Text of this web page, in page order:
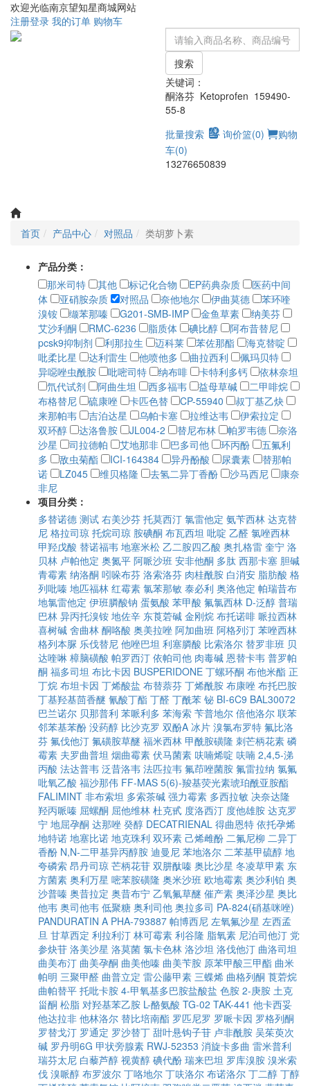
欢迎光临南京望知星商城网站
注册登录 我的订单 购物车
搜索
关键词：
酮洛芬 Ketoprofen 159490-
55-8
批量搜索
询价篮(0)
购物
车(0)
13276650839
首页 产品中心 对照品 类胡萝卜素
产品分类：
那米司特
其他 标记化合物 EP药典杂质
医药中间
体
亚硝胺杂质 对照品 奈他地尔 伊曲莫德
苯环喹
溴铵
缬苯那嗪 G201-SMB-IMP 金鱼草素
纳美芬
艾沙利酮
RMC-6236 脂质体 碘比醇
阿布昔替尼
pcsk9抑制剂
利那拉生 迈科莱 苯佐那酯
海克替啶
吡柔比星
达利雷生 他喷他多 曲拉西利
佩玛贝特
异噁唑虫酰胺
吡嘧司特 纳布啡 卡特利多钙
依林奈坦
氘代试剂
阿曲生坦 西多福韦 益母草碱
二甲啡烷
布格替尼
硫康唑 卡匹色替 CP-55940
叔丁基乙炔
来那帕韦
吉泊达星 乌帕卡塞 拉维达韦
伊索拉定
双环醇
达洛鲁胺 JL004-2 替尼布林 帕罗韦德
奈洛
沙星
司拉德帕 艾地那非 巴多司他 环丙酚
五氟利
多
敌虫菊酯 ICI-164384 异丹酚酸 尿囊素
替那帕
诺
LZ045 维贝格隆 去氢二异丁香酚 沙马西尼
康奈
非尼
项目分类：
多替诺德 测试 右美沙芬 托莫西汀 氯雷他定 氨苄西林 达克替
尼 格拉司琼 托烷司琼 胺碘酮 布瓦西坦 吡啶 乙醛 氯唑西林
甲羟戊酸 替诺福韦 地塞米松 乙二胺四乙酸 奥扎格雷 奎宁 洛
贝林 卢帕他定 奥氮平 阿哌沙班 安非他酮 多肽 西那卡塞 胆碱
青霉素 纳洛酮 吲哚布芬 洛索洛芬 肉桂酰胺 白消安 脂肪酸 格
列吡嗪 地匹福林 红霉素 氯苯那敏 泰必利 奥洛他定 帕瑞昔布
地氯雷他定 伊班膦酸钠 蛋氨酸 苯甲酸 氟氯西林 D-泛醇 普瑞
巴林 异丙托溴铵 地佐辛 东莨菪碱 金刚烷 布托诺啡 哌拉西林
喜树碱 舍曲林 酮咯酸 奥美拉唑 阿加曲班 阿格列汀 苯唑西林
格列本脲 乐伐替尼 他唑巴坦 利塞膦酸 比索洛尔 替罗非班 贝
达喹啉 樟脑磺酸 帕罗西汀 依帕司他 肉毒碱 恩替卡韦 普罗帕
酮 福多司坦 布比卡因 BUSPERIDONE 丁螺环酮 布他米酯 正
丁烷 布坦卡因 丁烯酸盐 布替萘芬 丁烯酰胺 布康唑 布托巴胺
丁基羟基茴香醚 氰酸丁酯 丁醛 丁酰苯 铋 BI-6C9 BAL30072
巴兰诺尔 贝那普利 苯哌利多 苯海索 苄普地尔 倍他洛尔 联苯
邻苯基苯酚 没药醇 比沙克罗 双酚A 冰片 溴氯布罗特 氟比洛
芬 氟伐他汀 氟磺胺草醚 福米西林 甲酰胺磺隆 刺芒柄花素 磷
霉素 夫罗曲普坦 烟曲霉素 伏马菌素 呋喃烯啶 呋喃 2,4,5-涕
丙酸 法达普韦 泛昔洛韦 法匹拉韦 氟茚唑菌胺 氟雷拉纳 氯氟
吡氧乙酸 福沙那伟 FF-MAS 5(6)-羧基荧光素琥珀酰亚胺酯
FALIMINT 非布索坦 多索茶碱 强力霉素 多西拉敏 决奈达隆
羟丙哌嗪 屈螺酮 屈他维林 杜克甙 度洛西汀 度他雄胺 达克罗
宁 地屈孕酮 达那唑 癸醇 DECATRIENAL 得曲恩特 依托孕烯
地特诺 地塞比诺 地克珠利 双环素 己烯雌酚 二氟尼柳 二异丁
香酚 N,N-二甲基异丙醇胺 迪曼尼 苯地洛尔 二苯基甲硫醇 地
夸磷索 昂丹司琼 芒柄花苷 双肼酞嗪 奥比沙星 冬凌草甲素 东
方菌素 奥利万星 嘧苯胺磺隆 奥米沙班 欧地霉素 奥沙利铂 奥
沙普嗪 奥昔拉定 奥昔布宁 乙氧氟草醚 催产素 奥泽沙星 奥比
他韦 奥司他韦 低聚糖 奥利司他 奥拉多司 PA-824(硝基咪唑)
PANDURATIN A PHA-793887 帕博西尼 左氧氟沙星 左西孟
旦 甘草西定 利拉利汀 林可霉素 利谷隆 脂氧素 尼泊司他汀 党
参炔苷 洛美沙星 洛莫菌 氯卡色林 洛沙坦 洛伐他汀 曲洛司坦
曲美布汀 曲美孕酮 曲美他嗪 曲美苄胺 原苯甲酸三甲酯 曲米
帕明 三聚甲醛 曲普立定 雷公藤甲素 三蝶烯 曲格列酮 莨菪烷
曲帕替平 托吡卡胺 4-甲氧基多巴胺盐酸盐 色胺 2-庚胺 土克
甾酮 松脂 对羟基苯乙胺 L-酪氨酸 TG-02 TAK-441 他卡西妥
他达拉非 他林洛尔 替比培南酯 罗匹尼罗 罗哌卡因 罗格列酮
罗替戈汀 罗通定 罗沙替丁 甜叶悬钩子苷 卢非酰胺 吴茱萸次
碱 罗丹明6G 甲状旁腺素 RWJ-52353 消旋卡多曲 雷米普利
瑞芬太尼 白藜芦醇 视黄醇 碘代酚 瑞来巴坦 罗库溴胺 溴米索
伐 溴哌醇 布罗波尔 丁咯地尔 丁呋洛尔 布诺洛尔 丁二醇 丁醇